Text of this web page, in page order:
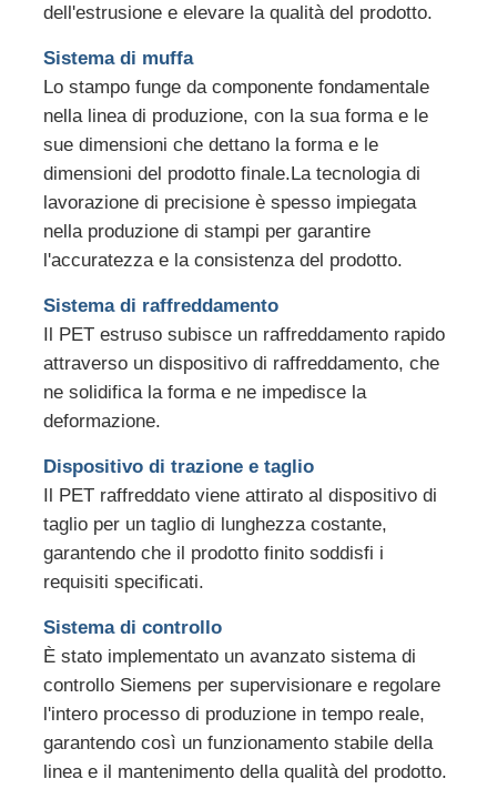
dell'estrusione e elevare la qualità del prodotto.
Sistema di muffa
Lo stampo funge da componente fondamentale
nella linea di produzione, con la sua forma e le
sue dimensioni che dettano la forma e le
dimensioni del prodotto finale.La tecnologia di
lavorazione di precisione è spesso impiegata
nella produzione di stampi per garantire
l'accuratezza e la consistenza del prodotto.
Sistema di raffreddamento
Il PET estruso subisce un raffreddamento rapido
attraverso un dispositivo di raffreddamento, che
ne solidifica la forma e ne impedisce la
deformazione.
Dispositivo di trazione e taglio
Il PET raffreddato viene attirato al dispositivo di
taglio per un taglio di lunghezza costante,
garantendo che il prodotto finito soddisfi i
requisiti specificati.
Sistema di controllo
È stato implementato un avanzato sistema di
controllo Siemens per supervisionare e regolare
l'intero processo di produzione in tempo reale,
garantendo così un funzionamento stabile della
linea e il mantenimento della qualità del prodotto.